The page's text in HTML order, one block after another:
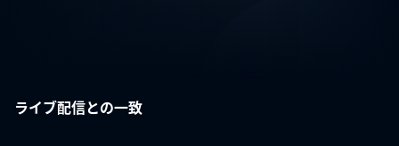
ライブ配信との一致